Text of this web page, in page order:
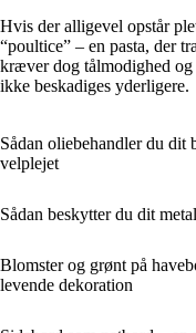
Hvis der alligevel opstår
“poultice” – en pasta, der
kræver dog tålmodighed og
ikke beskadiges yderligere.
Sådan oliebehandler du
velplejet
Sådan beskytter du dit
Blomster og grønt på
levende dekoration